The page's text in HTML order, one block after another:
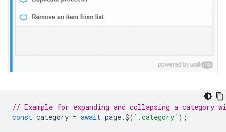
// Example for expanding and collapsing a category
const category = await page.$( `.category` );